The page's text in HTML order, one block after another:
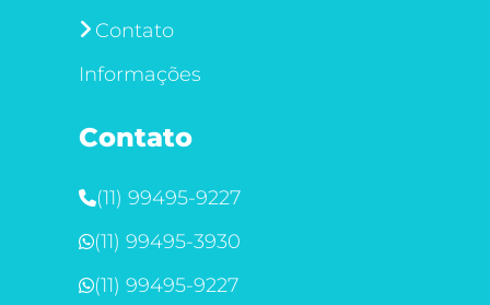
Contato
Informações
Contato
(11) 99495-9227
(11) 99495-3930
(11) 99495-9227